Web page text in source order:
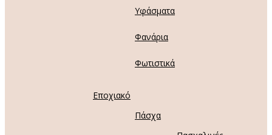
Υφάσματα
Φανάρια
Φωτιστικά
Εποχιακό
Πάσχα